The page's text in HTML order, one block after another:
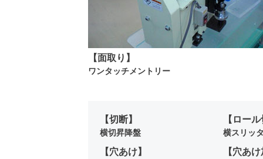
【面取り】
ワンタッチメントリー
【切断】
横切昇降盤
【ロー
横スリッ
【穴あけ】 【穴あ